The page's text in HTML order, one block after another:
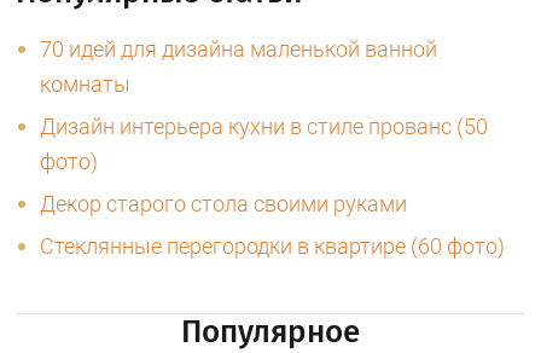
70 идей для дизайна маленькой ванной
комнаты
Дизайн интерьера кухни в стиле прованс (50
фото)
Декор старого стола своими руками
Стеклянные перегородки в квартире (60 фото)
Популярное